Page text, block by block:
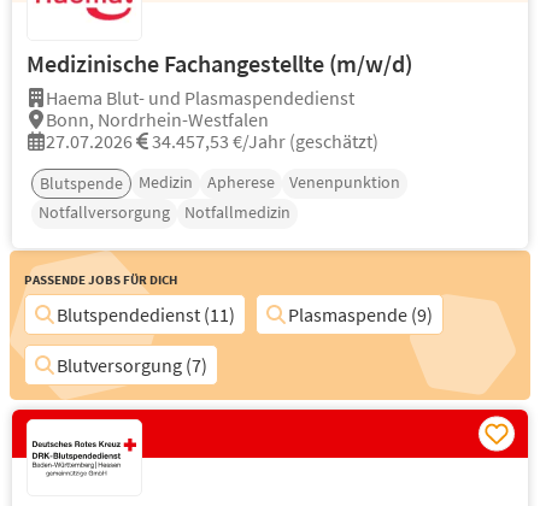
Medizinische Fachangestellte (m/w/d)
Haema Blut- und Plasmaspendedienst
Bonn, Nordrhein-Westfalen
27.07.2026
34.457,53 €/Jahr (geschätzt)
Blutspende Medizin Apherese
Venenpunktion
Notfallversorgung
Notfallmedizin
Passende Jobs für Dich
Blutspendedienst (11)
Plasmaspende (9)
Blutversorgung (7)